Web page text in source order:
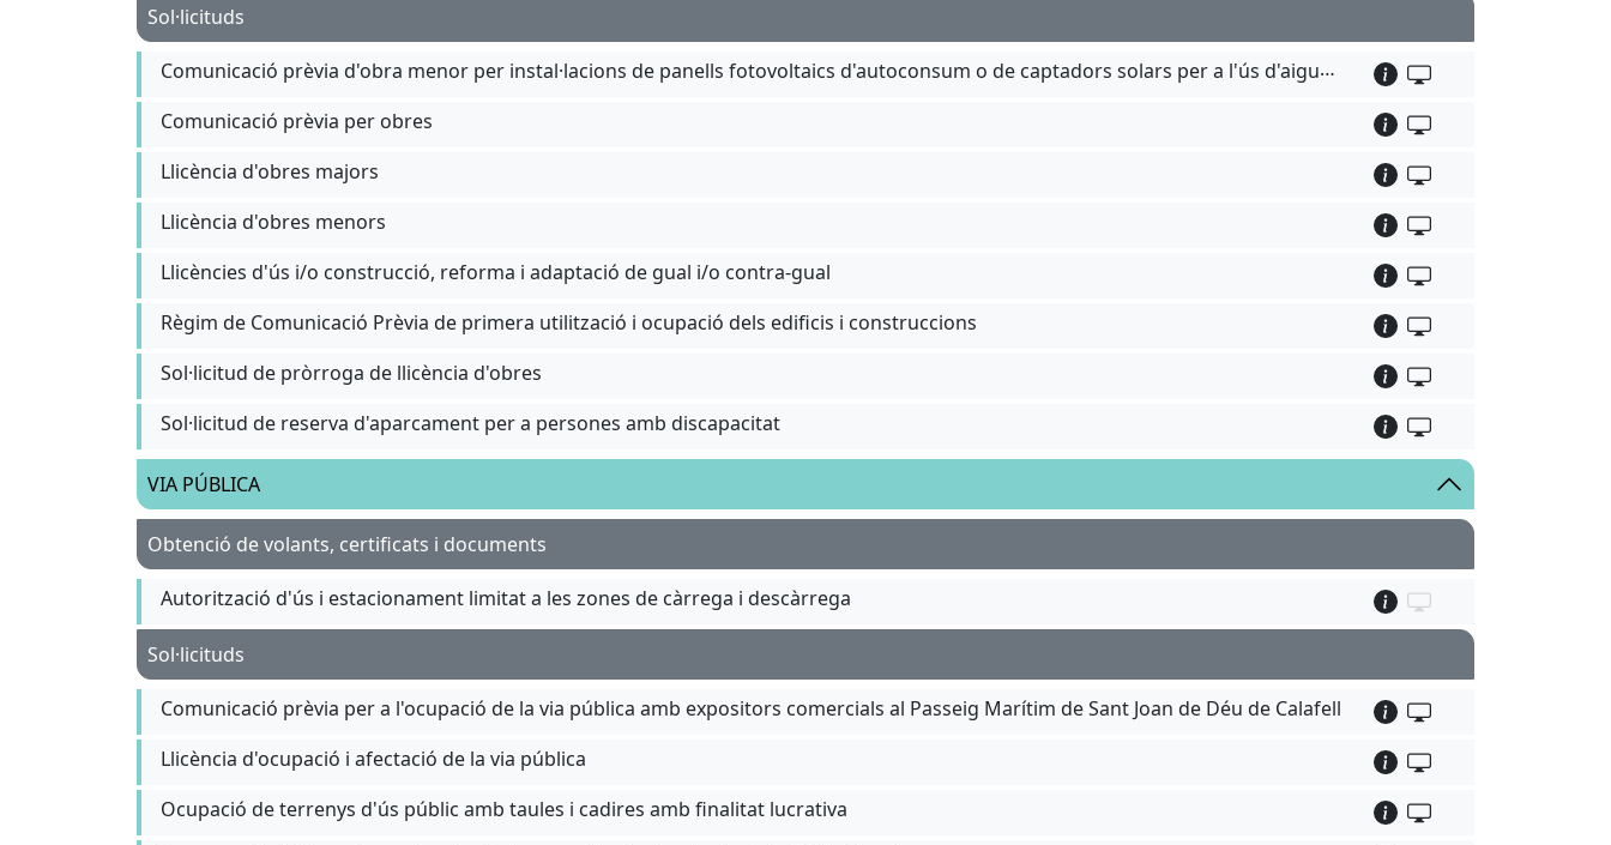
Sol·licituds
Comunicació prèvia d'obra menor per instal·lacions de panells fotovoltaics d'autoconsum o de captadors solars per a l'ús d'aigua calenta sanitària (ACS)
Comunicació prèvia per obres
Llicència d'obres majors
Llicència d'obres menors
Llicències d'ús i/o construcció, reforma i adaptació de gual i/o contra-gual
Règim de Comunicació Prèvia de primera utilització i ocupació dels edificis i construccions
Sol·licitud de pròrroga de llicència d'obres
Sol·licitud de reserva d'aparcament per a persones amb discapacitat
VIA PÚBLICA
Obtenció de volants, certificats i documents
Autorització d'ús i estacionament limitat a les zones de càrrega i descàrrega
Sol·licituds
Comunicació prèvia per a l'ocupació de la via pública amb expositors comercials al Passeig Marítim de Sant Joan de Déu de Calafell
Llicència d'ocupació i afectació de la via pública
Ocupació de terrenys d'ús públic amb taules i cadires amb finalitat lucrativa